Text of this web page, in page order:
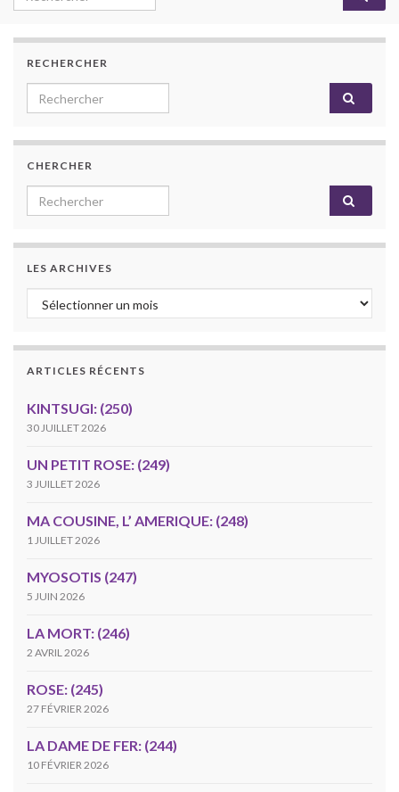
RECHERCHER
Search for:
CHERCHER
Search for:
LES ARCHIVES
Les archives
ARTICLES RÉCENTS
KINTSUGI: (250)
30 JUILLET 2026
UN PETIT ROSE: (249)
3 JUILLET 2026
MA COUSINE, L’ AMERIQUE: (248)
1 JUILLET 2026
MYOSOTIS (247)
5 JUIN 2026
LA MORT: (246)
2 AVRIL 2026
ROSE: (245)
27 FÉVRIER 2026
LA DAME DE FER: (244)
10 FÉVRIER 2026